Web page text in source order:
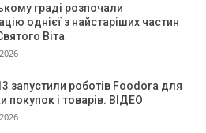
граді розпочали
однієї з найстаріших частин
Віта
запустили роботів Foodora для
покупок і товарів. ВІДЕО